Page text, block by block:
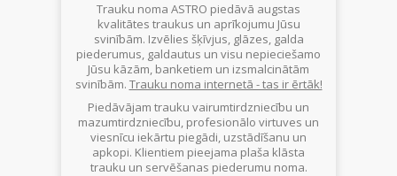
Trauku noma ASTRO piedāvā augstas
kvalitātes traukus un aprīkojumu Jūsu
svinībām. Izvēlies šķīvjus, glāzes, galda
piederumus, galdautus un visu nepieciešamo
Jūsu kāzām, banketiem un izsmalcinātām
svinībām. Trauku noma internetā - tas ir ērtāk!
Piedāvājam trauku vairumtirdzniecību un
mazumtirdzniecību, profesionālo virtuves un
viesnīcu iekārtu piegādi, uzstādīšanu un
apkopi. Klientiem pieejama plaša klāsta
trauku un servēšanas piederumu noma.